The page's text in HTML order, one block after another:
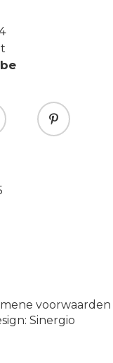
voorwaarden
Sinergio